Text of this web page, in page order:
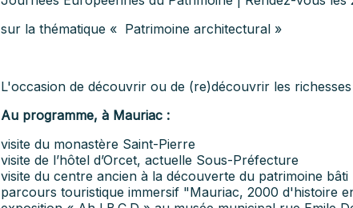
sur la thématique « Patrimoine architectural »
L'occasion de découvrir ou de (re)découvrir les
Au programme, à Mauriac :
visite du monastère Saint-Pierre
visite de l’hôtel d’Orcet, actuelle Sous-Préfecture
visite du centre ancien à la découverte du patrimoine bâti
parcours touristique immersif "Mauriac, 2000 d'histoire